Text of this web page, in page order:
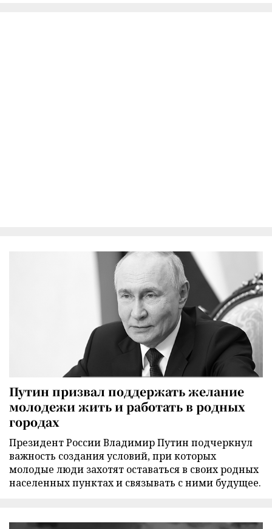
Путин призвал поддержать желание
молодежи жить и работать в родных
городах
Президент России Владимир Путин подчеркнул
важность создания условий, при которых
молодые люди захотят оставаться в своих родных
населенных пунктах и связывать с ними будущее.